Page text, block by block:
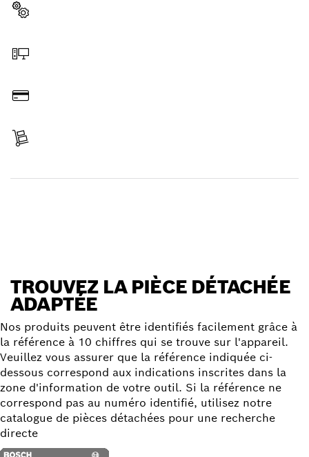
TROUVEZ LA PIÈCE DÉTACHÉE
ADAPTÉE
Nos produits peuvent être identifiés facilement grâce à
la référence à 10 chiffres qui se trouve sur l'appareil.
Veuillez vous assurer que la référence indiquée ci-
dessous correspond aux indications inscrites dans la
zone d'information de votre outil. Si la référence ne
correspond pas au numéro identifié, utilisez notre
catalogue de pièces détachées pour une recherche
directe